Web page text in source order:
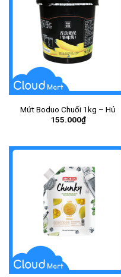
Mứt Boduo Chuối 1kg – Hủ
155.000₫